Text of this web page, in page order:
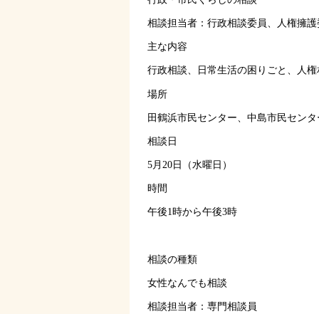
相談担当者：行政相談委員、人権擁護
主な内容
行政相談、日常生活の困りごと、人権
場所
田鶴浜市民センター、中島市民セン
相談日
5月20日（水曜日）
時間
午後1時から午後3時
相談の種類
女性なんでも相談
相談担当者：専門相談員